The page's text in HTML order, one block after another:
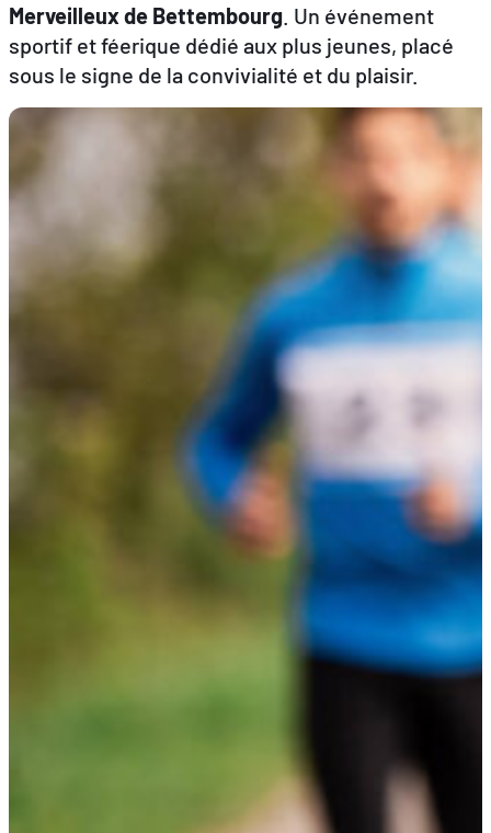
Recherche sur le site
Merveilleux de Bettembourg. Un événement
sportif et féerique dédié aux plus jeunes, placé
sous le signe de la convivialité et du plaisir.